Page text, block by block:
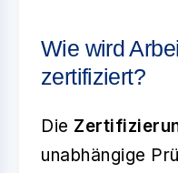
Wie wird
zertifiziert?
Die
unabhängige